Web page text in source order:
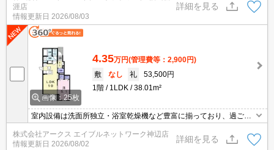
のアパートです。BSアンテナが設置済みで、加入後すぐにBSが視
聴できます。バルコニー付きの物件で、用途に合わせて使用できま
す。
涯店
情報更新日 2026/08/03
詳細を見る
画像：25枚
4.35万円(管理費等：2,900円)
敷
なし 礼
53,500円
1階
1LDK 38.01m²
室内設備は洗面所独立・浴室乾燥機など豊富に揃っており、過ごし
ける必要がなくなるTVインターホンが付いております。駐輪場付き
のアパートです。BSアンテナが設置済みで、加入後すぐにBSが視
株式会社アークス エイブルネットワーク神辺店
情報更新日 2026/08/02
詳細を見る